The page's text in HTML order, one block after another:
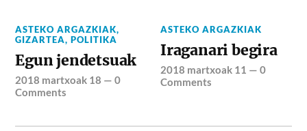
ASTEKO ARGAZKIAK,
GIZARTEA,POLITIKA
Egun jendetsuak
2018 martxoak 18 —0
Comments
ASTEKO ARGAZKIAK
Iraganari begira
2018 martxoak 11 —0
Comments